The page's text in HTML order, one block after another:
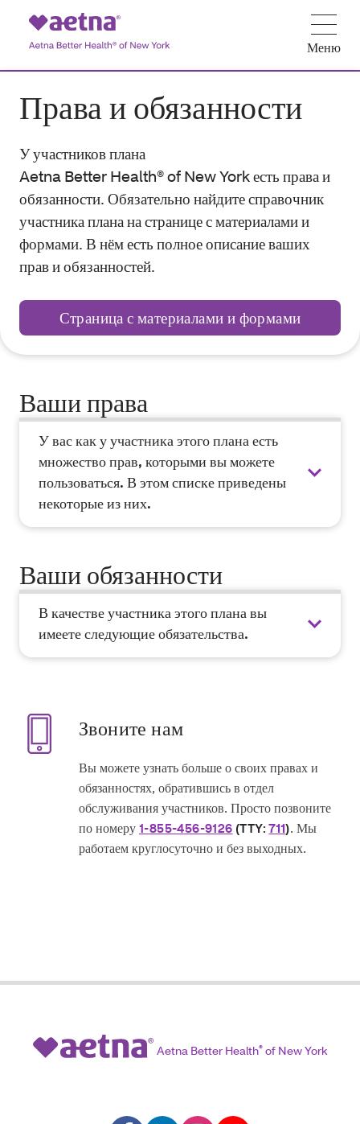
Меню
Права и обязанности
У участников плана
Aetna Better Health® of New York есть права и
обязанности. Обязательно найдите справочник
участника плана на странице с материалами и
формами. В нём есть полное описание ваших
прав и обязанностей.
Страница с материалами и формами
Ваши права
У вас как у участника этого плана есть
множество прав, которыми вы можете
пользоваться. В этом списке приведены
некоторые из них.
Ваши обязанности
В качестве участника этого плана вы
имеете следующие обязательства.
Звоните нам
Вы можете узнать больше о своих правах и
обязанностях, обратившись в отдел
обслуживания участников. Просто позвоните
по номеру 1-855-456-9126 (TTY:711). Мы
работаем круглосуточно и без выходных.
Aetna Better Health®of New York